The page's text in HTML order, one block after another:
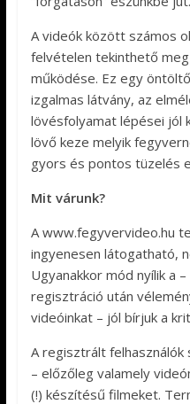
A videók között számos
felvételen tekinthető
működése. Ez egy
izgalmas látvány, az
lövésfolyamat lépései jól
lövő keze melyik
gyors és pontos tüzelés
Mit várunk?
A www.fegyvervideo.hu
ingyenesen látogatható,
Ugyanakkor mód nyílik a
regisztráció után
videóinkat – jól bírjuk a
A regisztrált felhasználók
– előzőleg valamely
(!) készítésű filmeket.